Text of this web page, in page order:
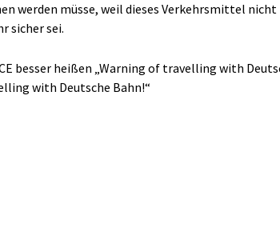
werden müsse, weil dieses Verkehrsmittel
sicher sei.
besser heißen „Warning of travelling with
with Deutsche Bahn!“